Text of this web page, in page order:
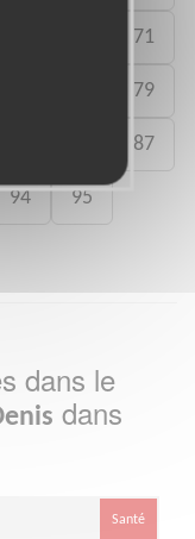
71
79
87
94 95
dans le
dans
Santé